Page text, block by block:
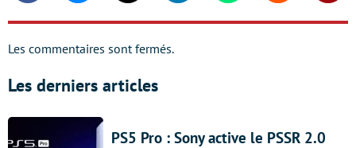
Les commentaires sont fermés.
Les derniers articles
PS5 Pro : Sony active le PSSR 2.0